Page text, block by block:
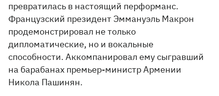
превратилась в настоящий перформанс.
Французский президент Эммануэль Макрон
продемонстрировал не только
дипломатические, но и вокальные
способности. Аккомпанировал ему сыгравший
на барабанах премьер-министр Армении
Никола Пашинян.